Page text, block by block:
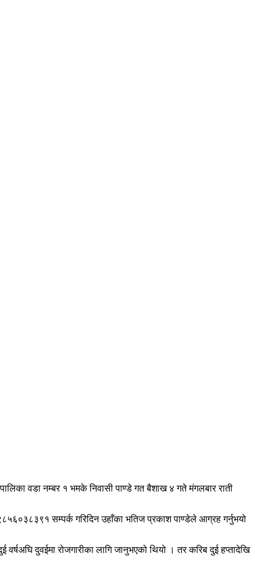
वडा नम्बर १ भमके निवासी पाण्डे गत बैशाख ४ गते मंगलबार राती
सम्पर्क गरिदिन उहाँका भतिज प्रकाश पाण्डेले आग्रह गर्नुभयो
दुवईमा रोजगारीका लागि जानुभएको थियो । तर करिब दुई हप्तादेखि